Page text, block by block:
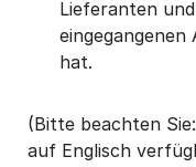
Lieferanten
hat.
(Bitte beachten
auf Englisch